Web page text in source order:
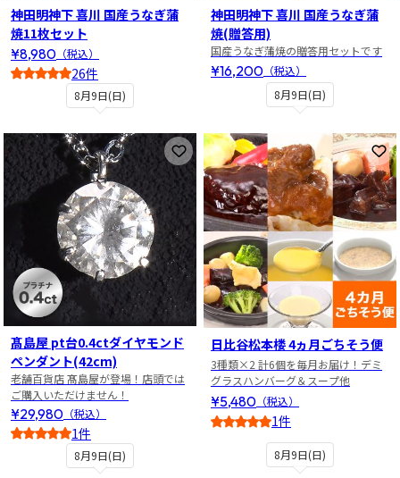
8月9日(日)
神田明神下 喜川 国産うなぎ蒲
焼11枚セット
¥8,980 （税込）
26件
8月9日(日)
神田明神下 喜川 国産うなぎ蒲
焼(贈答用)
国産うなぎ蒲焼の贈答用セットです
¥16,200 （税込）
8月9日(日)
お気に入りに登録
髙島屋 pt台0.4ctダイヤモンド
ペンダント(42cm)
老舗百貨店 髙島屋が登場！店頭では
ご購入いただけません！
¥29,980 （税込）
1件
8月9日(日)
お
日比谷松本楼 4ヵ月ごちそう便
3種類×2 計6個を毎月お届け！デミ
グラスハンバーグ＆スープ他
¥5,480 （税込）
1件